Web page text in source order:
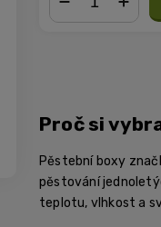
Proč si
Pěstební boxy
pěstování
teplotu, vlhkost a